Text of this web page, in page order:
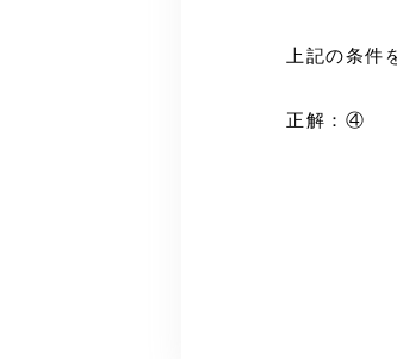
上記の条件
正解：④